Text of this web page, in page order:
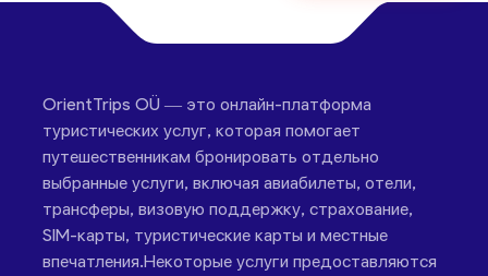
OrientTrips OÜ — это онлайн-платформа
туристических услуг, которая помогает
путешественникам бронировать отдельно
выбранные услуги, включая авиабилеты, отели,
трансферы, визовую поддержку, страхование,
SIM-карты, туристические карты и местные
впечатления.Некоторые услуги предоставляются